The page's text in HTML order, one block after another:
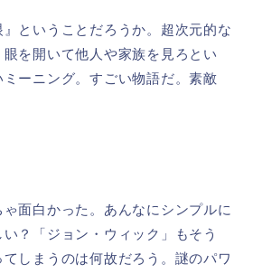
ということだろうか。超次元的な
を開いて他人や家族を見ろとい
ーニング。すごい物語だ。素敵
面白かった。あんなにシンプルに
？「ジョン・ウィック」もそう
しまうのは何故だろう。謎のパワ